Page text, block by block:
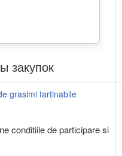
закупок
grasimi tartinabile
conditiile de participare si